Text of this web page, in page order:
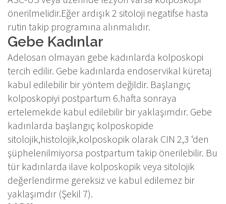
önerilmelidir.Eğer ardışık 2 sitoloji negatifse hasta
rutin takip programına alınmalıdır.
Gebe Kadınlar
Adelosan olmayan gebe kadınlarda kolposkopi
tercih edilir. Gebe kadınlarda endoservikal küretaj
kabul edilebilir bir yöntem değildir. Başlangıç
kolposkopiyi postpartum 6.hafta sonraya
ertelemekde kabul edilebilir bir yaklaşımdır. Gebe
kadınlarda başlangıç kolposkopide
sitolojik,histolojik,kolposkopik olarak CIN 2,3 ‘den
şüphelenilmiyorsa postpartum takip önerilebilir. Bu
tür kadınlarda ilave kolposkopik veya sitolojik
değerlendirme gereksiz ve kabul edilemez bir
yaklaşımdır (Şekil 7).